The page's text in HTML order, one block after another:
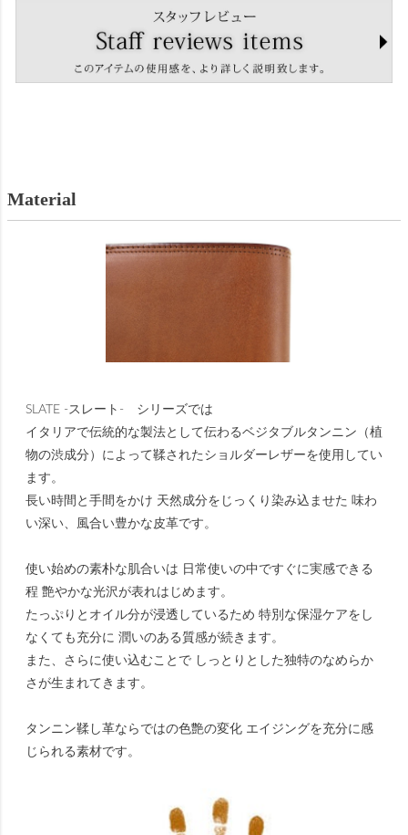
Material
SLATE -スレート- シリーズでは
イタリアで伝統的な製法として伝わるベジタブルタンニン（植
物の渋成分）によって鞣されたショルダーレザーを使用してい
ます。
長い時間と手間をかけ 天然成分をじっくり染み込ませた 味わ
い深い、風合い豊かな皮革です。
使い始めの素朴な肌合いは 日常使いの中ですぐに実感できる
程 艶やかな光沢が表れはじめます。
たっぷりとオイル分が浸透しているため 特別な保湿ケアをし
なくても充分に 潤いのある質感が続きます。
また、さらに使い込むことで しっとりとした独特のなめらか
さが生まれてきます。
タンニン鞣し革ならではの色艶の変化 エイジングを充分に感
じられる素材です。